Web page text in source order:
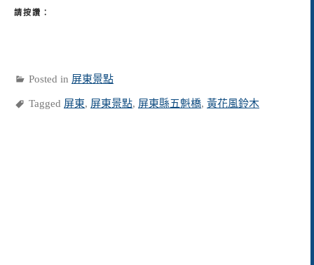
請按讚：
Posted in 屏東景點
Tagged 屏東, 屏東景點, 屏東縣五魁橋, 黃花風鈴木